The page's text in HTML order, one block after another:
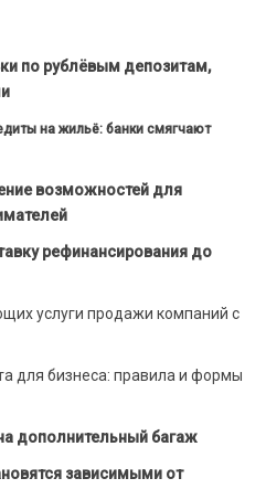
по рублёвым депозитам,
на жильё: банки смягчают
возможностей для
рефинансирования до
услуги продажи компаний с
для бизнеса: правила и формы
дополнительный багаж
зависимыми от